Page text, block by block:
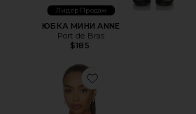
Лидер Продаж
ЮБКА МИНИ ANNE
Port de Bras
$185
Favorite УКОРОЧЕННАЯ